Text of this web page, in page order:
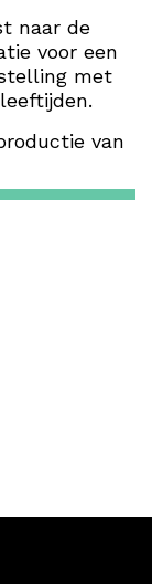
naar de
voor een
met
van